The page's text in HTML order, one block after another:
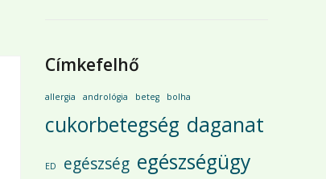
Címkefelhő
allergia andrológia beteg bolha
cukorbetegség daganat
ED egészség egészségügy